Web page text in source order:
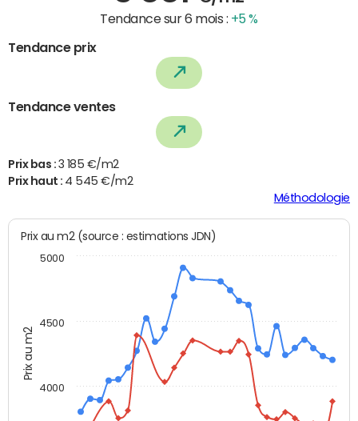
Tendance sur 6 mois : +5 %
Tendance prix
Tendance ventes
Prix bas : 3 185 €/m2
Prix haut : 4 545 €/m2
Méthodologie
Prix au m2
Prix au m2 (source : estimations JDN)
4000
4500
5000